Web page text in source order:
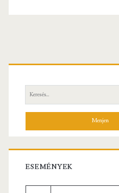
Elsődleges
oldalsáv
Keresés:
ESEMÉNYEK